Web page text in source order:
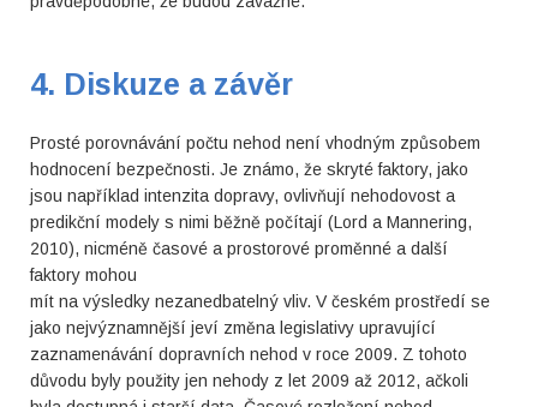
4. Diskuze a závěr
Prosté porovnávání počtu nehod není vhodným způsobem
hodnocení bezpečnosti. Je známo, že skryté faktory, jako
jsou například intenzita dopravy, ovlivňují nehodovost a
predikční modely s nimi běžně počítají (Lord a Mannering,
2010), nicméně časové a prostorové proměnné a další
faktory mohou
mít na výsledky nezanedbatelný vliv. V českém prostředí se
jako nejvýznamnější jeví změna legislativy upravující
zaznamenávání dopravních nehod v roce 2009. Z tohoto
důvodu byly použity jen nehody z let 2009 až 2012, ačkoli